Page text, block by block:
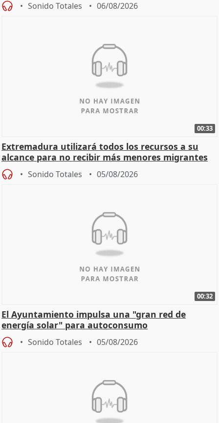
Sonido Totales 06/08/2026
00:33
Extremadura utilizará todos los recursos a su
alcance para no recibir más menores migrantes
Sonido Totales 05/08/2026
00:32
El Ayuntamiento impulsa una "gran red de
energía solar" para autoconsumo
Sonido Totales 05/08/2026